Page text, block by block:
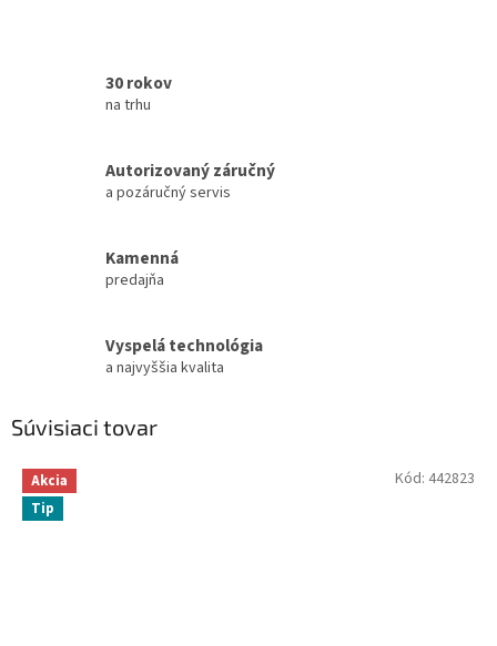
30 rokov
na trhu
Autorizovaný záručný
a pozáručný servis
Kamenná
predajňa
Vyspelá technológia
a najvyššia kvalita
Súvisiaci tovar
Akcia
Tip
Kód: 442823